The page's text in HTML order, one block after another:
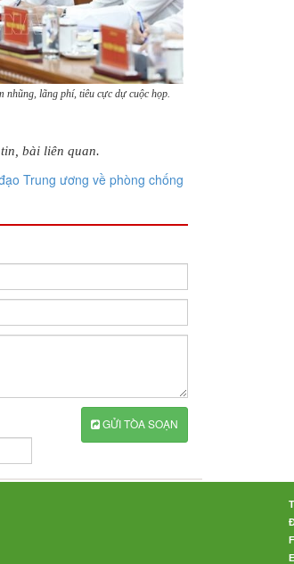
nhũng, lãng phí, tiêu cực dự cuộc họp.
bài liên quan.
Trung ương về phòng chống
GỬI TÒA SOẠN